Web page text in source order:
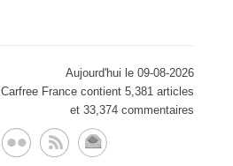
Aujourd'hui le 09-08-2026
Carfree France contient 5,381 articles
et 33,374 commentaires